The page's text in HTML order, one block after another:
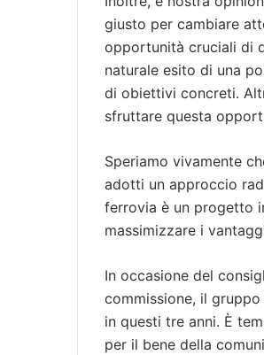
giusto per cambiare
opportunità cruciali di
naturale esito di una
di obiettivi concreti.
sfruttare questa
Speriamo vivamente
adotti un approccio
ferrovia è un progetto
massimizzare i
In occasione del
commissione, il
in questi tre anni. È
per il bene della